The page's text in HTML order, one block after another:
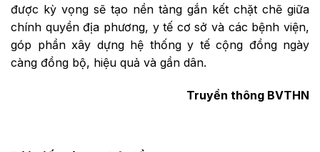
được kỳ vọng sẽ tạo nền tảng gắn kết chặt chẽ giữa
chính quyền địa phương, y tế cơ sở và các bệnh viện,
góp phần xây dựng hệ thống y tế cộng đồng ngày
càng đồng bộ, hiệu quả và gần dân.
Truyền thông BVTHN